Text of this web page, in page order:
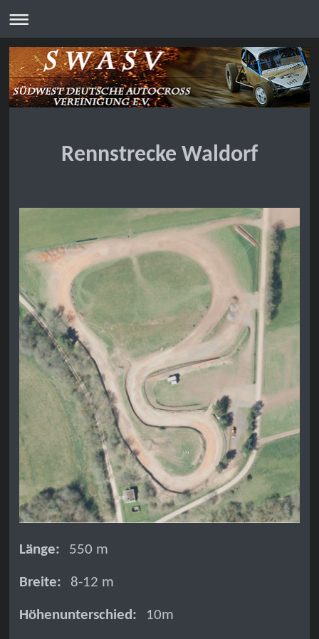
Rennstrecke Waldorf
Länge: 550 m
Breite: 8-12 m
Höhenunterschied: 10m